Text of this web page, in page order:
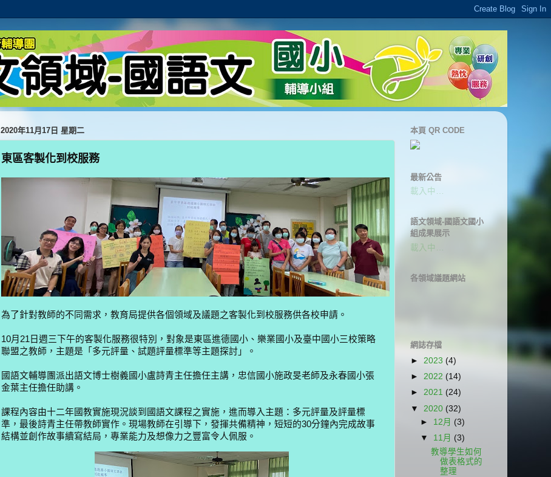
2020年11月17日 星期二
東區客製化到校服務
為了針對教師的不同需求，教育局提供各個領域及議題之客製化到校服務供各校申請。
10月21日週三下午的客製化服務很特別，對象是東區進德國小、樂業國小及臺中國小三校策略
聯盟之教師，主題是「多元評量、試題評量標準等主題探討」。
國語文輔導團派出語文博士樹義國小盧詩青主任擔任主講，忠信國小施政旻老師及永春國小張
金葉主任擔任助講。
課程內容由十二年國教實施現況談到國語文課程之實施，進而導入主題：多元評量及評量標
準，最後詩青主任帶教師實作。現場教師在引導下，發揮共備精神，短短的30分鐘內完成故事
結構並創作故事續寫結局，專業能力及想像力之豐富令人佩服。
本頁 QR CODE
最新公告
載入中…
語文領域-國語文國小
組成果展示
載入中…
各領域議題網站
網誌存檔
► 2023 (4)
► 2022 (14)
► 2021 (24)
▼ 2020 (32)
► 12月 (3)
▼ 11月 (3)
教導學生如何
做表格式的
整理